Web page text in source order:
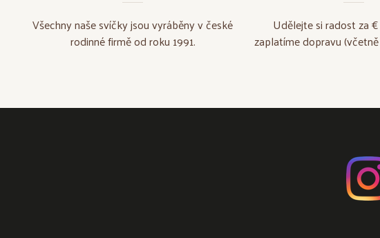
Všechny naše svíčky jsou vyráběny v české
rodinné firmě od roku 1991.
Udělejte si radost za
zaplatíme dopravu